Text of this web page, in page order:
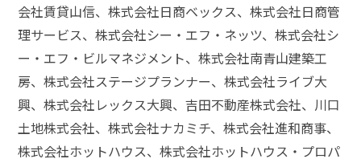
会社賃貸山信、株式会社日商ベックス、株式会社日商管
理サービス、株式会社シー・エフ・ネッツ、株式会社シ
ー・エフ・ビルマネジメント、株式会社南青山建築工
房、株式会社ステージプランナー、株式会社ライブ大
興、株式会社レックス大興、吉田不動産株式会社、川口
土地株式会社、株式会社ナカミチ、株式会社進和商事、
株式会社ホットハウス、株式会社ホットハウス・プロパ